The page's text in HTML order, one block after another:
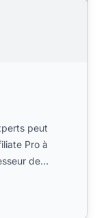
peut
Pro à
de